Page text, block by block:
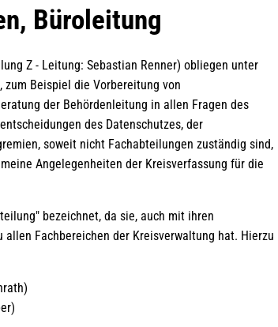
Büroleitung
Z - Leitung: Sebastian Renner) obliegen unter
Beispiel die Vorbereitung von
der Behördenleitung in allen Fragen des
des Datenschutzes, der
soweit nicht Fachabteilungen zuständig sind,
Angelegenheiten der Kreisverfassung für die
bezeichnet, da sie, auch mit ihren
allen Fachbereichen der Kreisverwaltung hat. Hierzu